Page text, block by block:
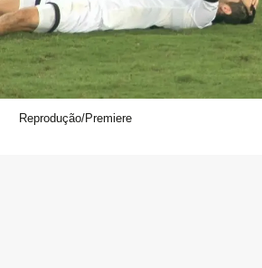
Reprodução/Premiere